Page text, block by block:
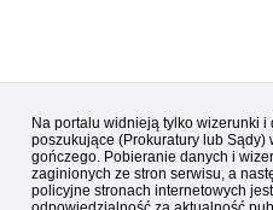
Na portalu widnieją tylko wizerunki
poszukujące (Prokuratury lub Sądy)
gończego. Pobieranie danych i
zaginionych ze stron serwisu, a
policyjne stronach internetowych